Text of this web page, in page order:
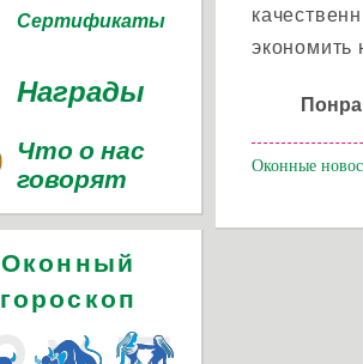
экономить
Оконные
Сертификаты
Награды
Что о нас
говорят
Оконный
гороскоп